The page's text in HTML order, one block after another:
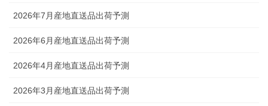
2026年7月産地直送品出荷予測
2026年6月産地直送品出荷予測
2026年4月産地直送品出荷予測
2026年3月産地直送品出荷予測